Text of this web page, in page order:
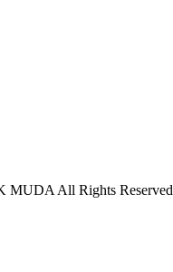
All Rights Reserved